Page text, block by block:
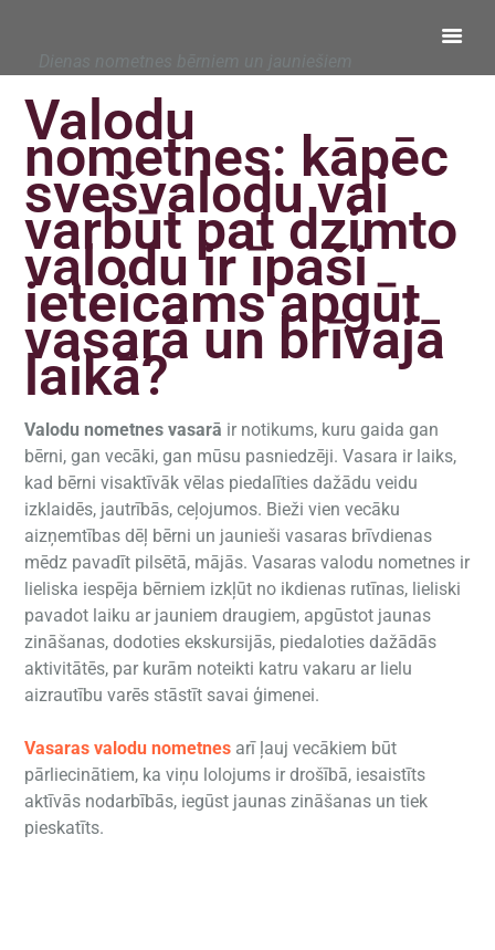
Valodu
nometnes: kāpēc
svešvalodu vai
varbūt pat dzimto
valodu ir īpaši
ieteicams apgūt
vasarā un brīvajā
laikā?
Valodu nometnes vasarā ir notikums, kuru gaida gan
bērni, gan vecāki, gan mūsu pasniedzēji. Vasara ir laiks,
kad bērni visaktīvāk vēlas piedalīties dažādu veidu
izklaidēs, jautrībās, ceļojumos. Bieži vien vecāku
aizņemtības dēļ bērni un jaunieši vasaras brīvdienas
mēdz pavadīt pilsētā, mājās. Vasaras valodu nometnes ir
lieliska iespēja bērniem izkļūt no ikdienas rutīnas, lieliski
pavadot laiku ar jauniem draugiem, apgūstot jaunas
zināšanas, dodoties ekskursijās, piedaloties dažādās
aktivitātēs, par kurām noteikti katru vakaru ar lielu
aizrautību varēs stāstīt savai ģimenei.
Vasaras valodu nometnes arī ļauj vecākiem būt
pārliecinātiem, ka viņu lolojums ir drošībā, iesaistīts
aktīvās nodarbībās, iegūst jaunas zināšanas un tiek
pieskatīts.